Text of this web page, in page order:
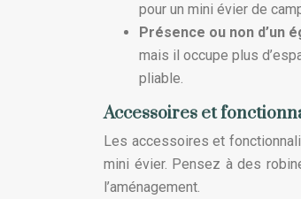
pour un mini évier de
Présence ou non d’un
mais il occupe plus
pliable.
Accessoires et
Les accessoires et
mini évier. Pensez à des
l’aménagement.